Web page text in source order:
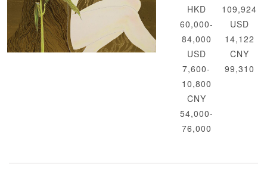
HKD
60,000-
84,000
USD
7,600-
10,800
CNY
54,000-
76,000
109,924
USD
14,122
CNY
99,310